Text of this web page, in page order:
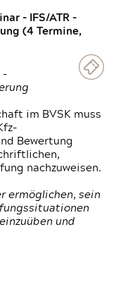
- IFS/ATR -
(4 Termine,
-
im BVSK muss
Bewertung
nachzuweisen.
ermöglichen, sein
und